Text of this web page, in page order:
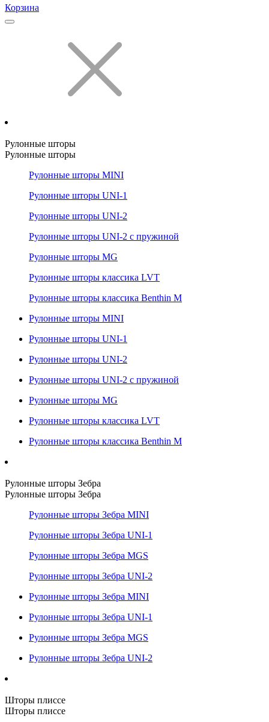
Корзина
Рулонные шторы
Рулонные шторы
Рулонные шторы MINI
Рулонные шторы UNI-1
Рулонные шторы UNI-2
Рулонные шторы UNI-2 с пружиной
Рулонные шторы MG
Рулонные шторы классика LVT
Рулонные шторы классика Benthin M
Рулонные шторы MINI
Рулонные шторы UNI-1
Рулонные шторы UNI-2
Рулонные шторы UNI-2 с пружиной
Рулонные шторы MG
Рулонные шторы классика LVT
Рулонные шторы классика Benthin M
Рулонные шторы Зебра
Рулонные шторы Зебра
Рулонные шторы Зебра MINI
Рулонные шторы Зебра UNI-1
Рулонные шторы Зебра MGS
Рулонные шторы Зебра UNI-2
Рулонные шторы Зебра MINI
Рулонные шторы Зебра UNI-1
Рулонные шторы Зебра MGS
Рулонные шторы Зебра UNI-2
Шторы плиссе
Шторы плиссе